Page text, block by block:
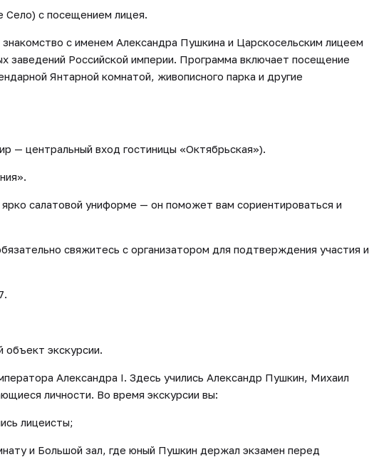
Село) с посещением лицея.
с именем Александра Пушкина и Царскосельским лицеем
заведений Российской империи. Программа включает посещение
Янтарной комнатой, живописного парка и другие
— центральный вход гостиницы «Октябрьская»).
салатовой униформе — он поможет вам сориентироваться и
свяжитесь с организатором для подтверждения участия и
объект экскурсии.
Александра I. Здесь учились Александр Пушкин, Михаил
личности. Во время экскурсии вы:
лицеисты;
и Большой зал, где юный Пушкин держал экзамен перед